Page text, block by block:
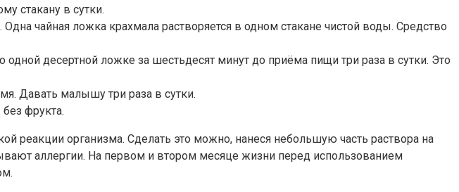
стакану в сутки.
чайная ложка крахмала растворяется в одном стакане чистой воды. Средство
десертной ложке за шестьдесят минут до приёма пищи три раза в сутки. Это
Давать малышу три раза в сутки.
фрукта.
реакции организма. Сделать это можно, нанеся небольшую часть раствора на
аллергии. На первом и втором месяце жизни перед использованием